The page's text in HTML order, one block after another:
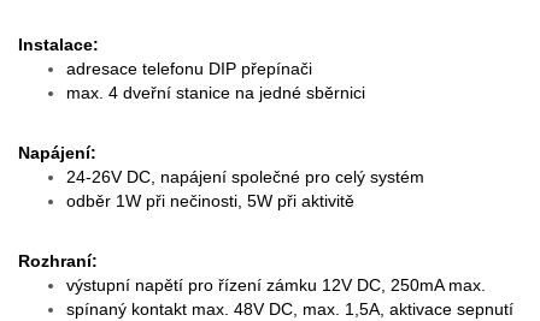
Instalace:
adresace telefonu DIP přepínači
max. 4 dveřní stanice na jedné sběrnici
Napájení:
24-26V DC, napájení společné pro celý systém
odběr 1W při nečinosti, 5W při aktivitě
Rozhraní:
výstupní napětí pro řízení zámku 12V DC, 250mA max.
spínaný kontakt max. 48V DC, max. 1,5A, aktivace sepnutí